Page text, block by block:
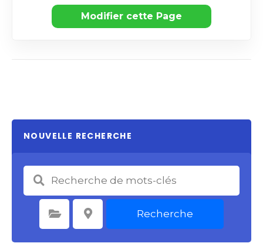
Modifier cette Page
NOUVELLE RECHERCHE
Sélectionnez une catégorie Sélectionnez le lieu Recherche